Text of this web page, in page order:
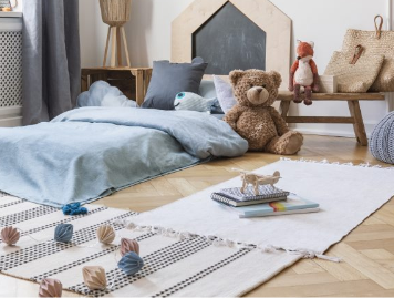
è grandissima e
per rendere più semplice
tua famiglia, grazie a spunti su
vita lavorativa.Entra anche
la nostra community è
al mese riceverai consigli per
della tua famiglia, grazie a
cucina, creatività, vita lavorativa.